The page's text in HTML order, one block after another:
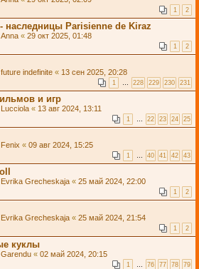
1 2
наследницы Parisienne de Kiraz
Anna « 29 окт 2025, 01:48
1 2
future indefinite « 13 сен 2025, 20:28
1 … 228 229 230 231
и игр
Lucciola « 13 авг 2024, 13:11
1 … 22 23 24 25
Fenix « 09 авг 2024, 15:25
1 … 40 41 42 43
Evrika Grecheskaja « 25 май 2024, 22:00
1 2
Evrika Grecheskaja « 25 май 2024, 21:54
1 2
куклы
Garendu « 02 май 2024, 20:15
1 … 76 77 78 79